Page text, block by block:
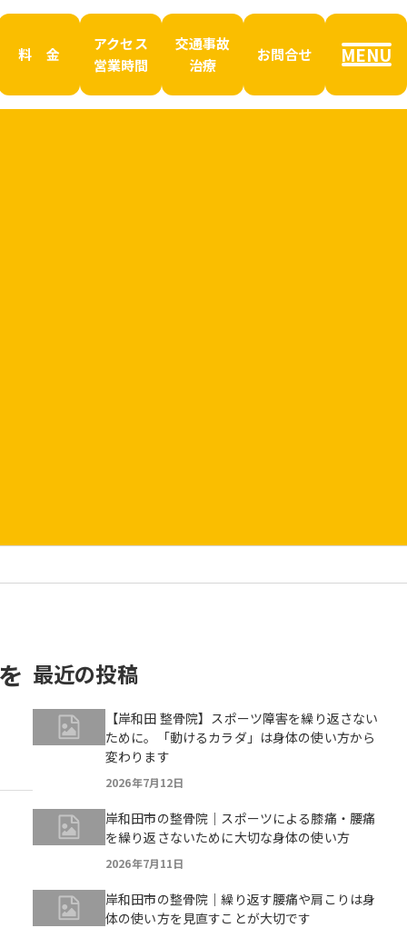
料 金
アクセス
営業時間
交通事故
治療
お問合せ MENU
最近の投稿
【岸和田 整骨院】スポーツ障害を繰り返さない
ために。「動けるカラダ」は身体の使い方から
変わります
2026年7月12日
岸和田市の整骨院｜スポーツによる膝痛・腰痛
を繰り返さないために大切な身体の使い方
2026年7月11日
岸和田市の整骨院｜繰り返す腰痛や肩こりは身
体の使い方を見直すことが大切です